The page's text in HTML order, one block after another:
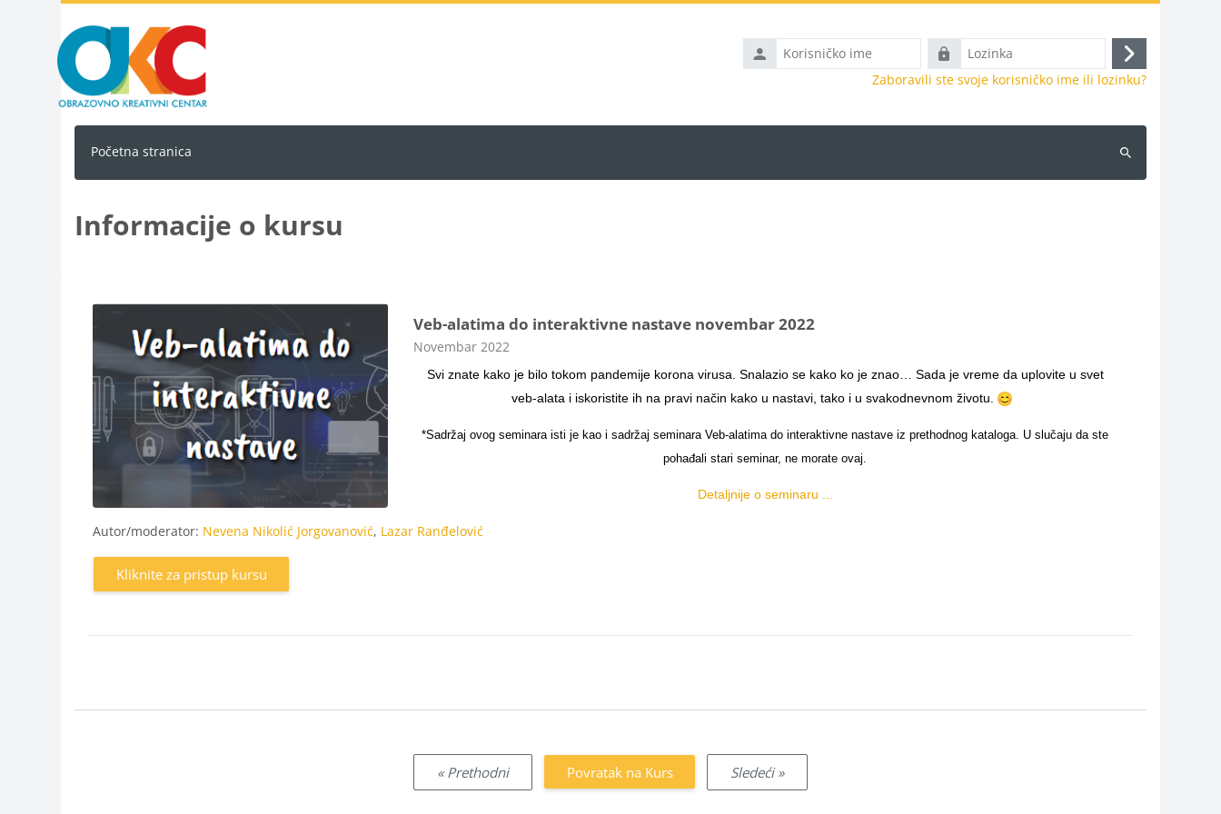
Korisničko
ime
Lozinka
Prijava
Zaboravili ste svoje korisničko ime ili lozinku?
Početna stranica
Pretraži
kurseve
Informacije o kursu
Veb-alatima do interaktivne nastave novembar 2022
Kategorija kursa
Novembar 2022
Svi znate kako je bilo tokom pandemije korona virusa. Snalazio se kako ko je znao… Sada je vreme da uplovite u svet
veb-alata i iskoristite ih na pravi način kako u nastavi, tako i u svakodnevnom životu.
*Sadržaj ovog seminara isti je kao i sadržaj seminara Veb-alatima do interaktivne nastave iz prethodnog kataloga. U slučaju da ste
pohađali stari seminar, ne morate ovaj.
Detaljnije o seminaru ...
Autor/moderator: Nevena Nikolić Jorgovanović, Lazar Ranđelović
Kliknite za pristup kursu
« Prethodni Povratak na Kurs Sledeći »